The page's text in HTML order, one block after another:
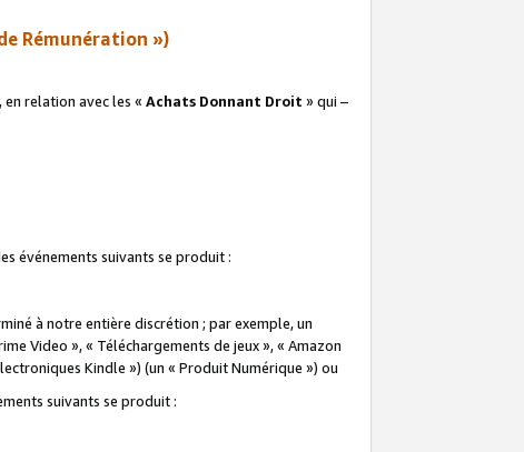
Rémunération »)
relation avec les « Achats Donnant Droit » qui –
événements suivants se produit :
à notre entière discrétion ; par exemple, un
Video », « Téléchargements de jeux », « Amazon
Kindle ») (un « Produit Numérique ») ou
suivants se produit :